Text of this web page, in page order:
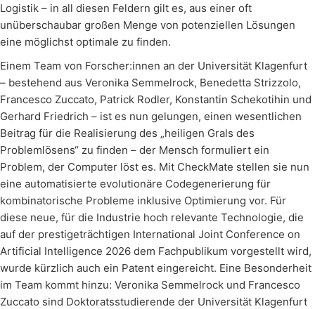
Logistik – in all diesen Feldern gilt es, aus einer oft
unüberschaubar großen Menge von potenziellen Lösungen
eine möglichst optimale zu finden.
Einem Team von Forscher:innen an der Universität Klagenfurt
– bestehend aus Veronika Semmelrock, Benedetta Strizzolo,
Francesco Zuccato, Patrick Rodler, Konstantin Schekotihin und
Gerhard Friedrich – ist es nun gelungen, einen wesentlichen
Beitrag für die Realisierung des „heiligen Grals des
Problemlösens“ zu finden – der Mensch formuliert ein
Problem, der Computer löst es. Mit CheckMate stellen sie nun
eine automatisierte evolutionäre Codegenerierung für
kombinatorische Probleme inklusive Optimierung vor. Für
diese neue, für die Industrie hoch relevante Technologie, die
auf der prestigeträchtigen International Joint Conference on
Artificial Intelligence 2026 dem Fachpublikum vorgestellt wird,
wurde kürzlich auch ein Patent eingereicht. Eine Besonderheit
im Team kommt hinzu: Veronika Semmelrock und Francesco
Zuccato sind Doktoratsstudierende der Universität Klagenfurt